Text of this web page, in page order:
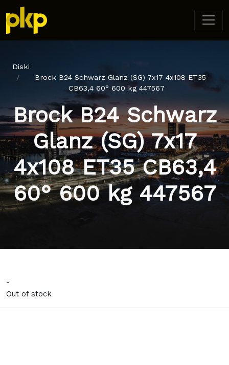
Diski
Brock B24 Schwarz Glanz (SG) 7x17 4x108 ET35
CB63,4 60° 600 kg 447567
Brock B24 Schwarz
Glanz (SG) 7x17
4x108 ET35 CB63,4
60° 600 kg 447567
-
Out of stock